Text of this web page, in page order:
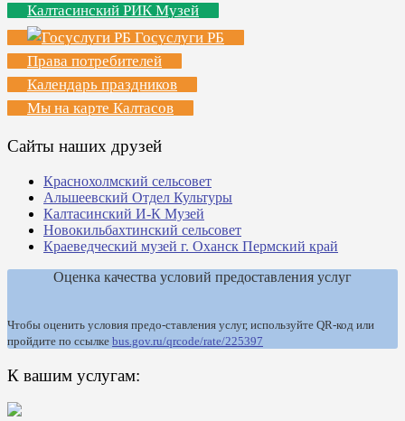
Калтасинский РИК Музей
Госуслуги РБ
Права потребителей
Календарь праздников
Мы на карте Калтасов
Сайты наших друзей
Краснохолмский сельсовет
Альшеевский Отдел Культуры
Калтасинский И-К Музей
Новокильбахтинский сельсовет
Краеведческий музей г. Оханск Пермский край
Оценка качества условий предоставления услуг
Чтобы оценить условия предо-ставления услуг, используйте QR-код или
пройдите по ссылке bus.gov.ru/qrcode/rate/225397
К вашим услугам: